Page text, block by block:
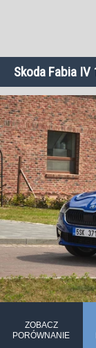
Skoda Fabia IV
ZOBACZ
PORÓWNANIE